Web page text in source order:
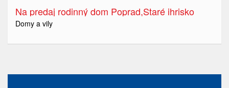
Na predaj rodinný dom Poprad,Staré ihrisko
Domy a vily